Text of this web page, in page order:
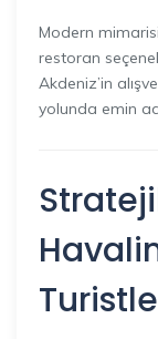
Modern
restoran
Akdeniz’in
yolunda emin